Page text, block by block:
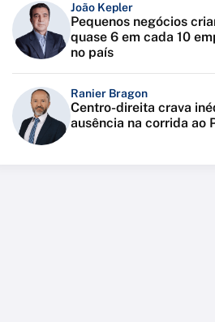
João Kepler
Pequenos negócios
quase 6 em cada 10
no país
Ranier Bragon
Centro-direita crava
ausência na corrida ao